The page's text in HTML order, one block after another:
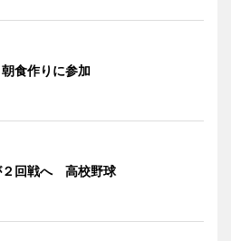
食作りに参加
２回戦へ 高校野球